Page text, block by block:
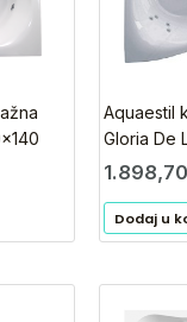
Aquaestil
Gloria De
1.898,70
Dodaj u